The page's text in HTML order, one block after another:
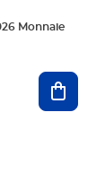
Monnaie